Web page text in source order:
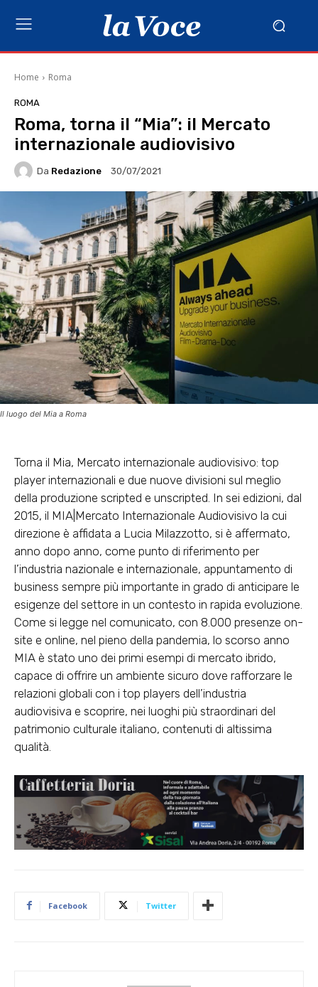
Home Roma
ROMA
Roma, torna il “Mia”: il Mercato
internazionale audiovisivo
Da Redazione 30/07/2021
Il luogo del Mia a Roma
Torna il Mia, Mercato internazionale audiovisivo: top
player internazionali e due nuove divisioni sul meglio
della produzione scripted e unscripted. In sei edizioni, dal
2015, il MIA|Mercato Internazionale Audiovisivo la cui
direzione è affidata a Lucia Milazzotto, si è affermato,
anno dopo anno, come punto di riferimento per
l’industria nazionale e internazionale, appuntamento di
business sempre più importante in grado di anticipare le
esigenze del settore in un contesto in rapida evoluzione.
Come si legge nel comunicato, con 8.000 presenze on-
site e online, nel pieno della pandemia, lo scorso anno
MIA è stato uno dei primi esempi di mercato ibrido,
capace di offrire un ambiente sicuro dove rafforzare le
relazioni globali con i top players dell’industria
audiovisiva e scoprire, nei luoghi più straordinari del
patrimonio culturale italiano, contenuti di altissima
qualità.
Facebook Twitter